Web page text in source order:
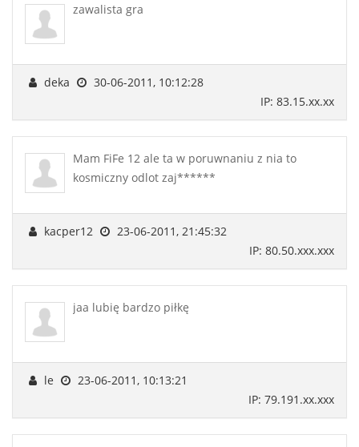
zawalista gra
deka
30-06-2011, 10:12:28
IP: 83.15.xx.xx
Mam FiFe 12 ale ta w poruwnaniu z nia to
kosmiczny odlot zaj******
kacper12
23-06-2011, 21:45:32
IP: 80.50.xxx.xxx
jaa lubię bardzo piłkę
le
23-06-2011, 10:13:21
IP: 79.191.xx.xxx